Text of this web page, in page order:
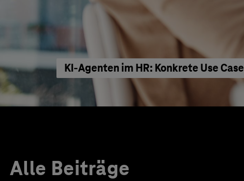
KI‑Agenten im HR: Konkrete Use
Alle Beiträge